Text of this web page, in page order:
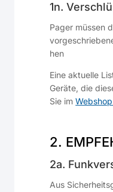
1n.
Pager müssen
hen
Eine aktuelle
Geräte, die
Sie im
2.
2a.
Aus